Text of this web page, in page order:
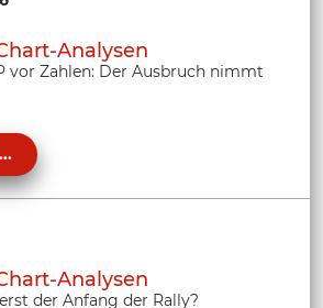
Analysen
vor Zahlen: Der Ausbruch nimmt
Analysen
der Anfang der Rally?